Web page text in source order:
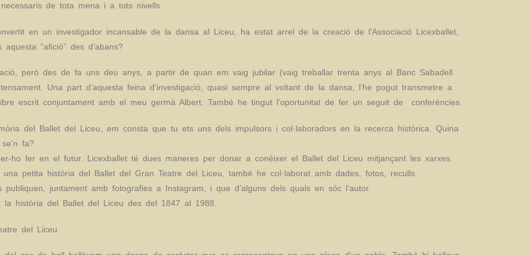
de tota mena i a tots nivells.
en un investigador incansable de la dansa al Liceu, ha estat arrel de la creació de l’Associació Licexballet,
“afició” des d’abans?
però des de fa uns deu anys, a partir de quan em vaig jubilar (vaig treballar trenta anys al Banc Sabadell
Una part d’aquesta feina d’investigació, quasi sempre al voltant de la dansa, l’he pogut transmetre a
escrit conjuntament amb el meu germà Albert. També he tingut l’oportunitat de fer un seguit de conferències.
del Ballet del Liceu, em consta que tu ets uns dels impulsors i col·laboradors en la recerca històrica. Quina
fa?
ho fer en el futur. Licexballet té dues maneres per donar a conèixer el Ballet del Liceu mitjançant les xarxes.
petita història del Ballet del Gran Teatre del Liceu, també he col·laborat amb dades, fotos, reculls
juntament amb fotografies a Instagram, i que d’alguns dels quals en sóc l’autor.
història del Ballet del Liceu des del 1847 al 1988.
del Liceu.